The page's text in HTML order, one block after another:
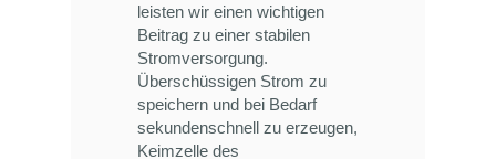
leisten wir einen wichtigen
Beitrag zu einer stabilen
Stromversorgung.
Überschüssigen Strom zu
speichern und bei Bedarf
sekundenschnell zu erzeugen,
Keimzelle des